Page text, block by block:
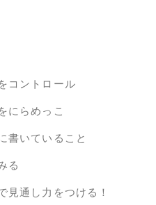
コントロール
にらめっこ
書いていること
る
見通し力をつける！